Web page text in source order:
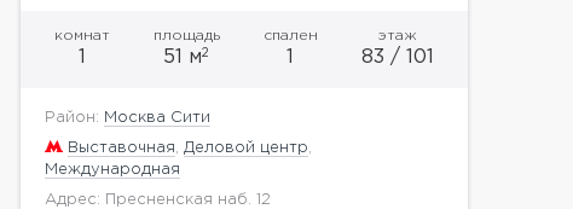
комнат площадь
51 м2
спален этаж
83 / 101
Район: Москва Сити
Выставочная, Деловой центр,
Международная
Адрес: Пресненская наб. 12